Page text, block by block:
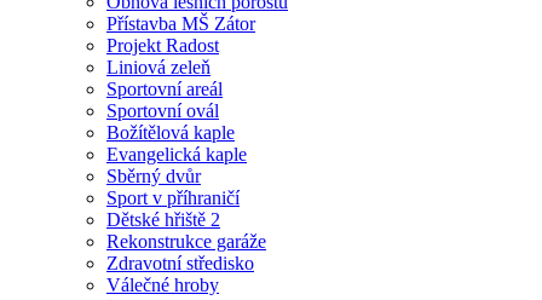
Přístavba MŠ Zátor
Projekt Radost
Liniová zeleň
Sportovní areál
Sportovní ovál
Božítělová kaple
Evangelická kaple
Sběrný dvůr
Sport v příhraničí
Dětské hřiště 2
Rekonstrukce garáže
Zdravotní středisko
Válečné hroby